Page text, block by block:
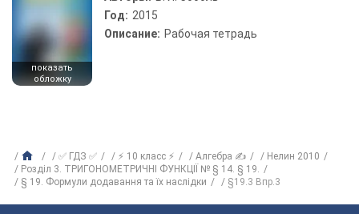
показать
обложку
Год: 2015
Описание: Рабочая тетрадь
✅ ГДЗ ✅ ⚡ 10 класс ⚡ Алгебра ✍
Нелин 2010
Розділ 3. ТРИГОНОМЕТРИЧНІ ФУНКЦІЇ № § 14. § 19.
§ 19. Формули додавання та їх наслідки
§19.3 Впр.3